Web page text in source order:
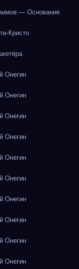
— Основание
Кристо
Онегин
Онегин
Онегин
Онегин
Онегин
Онегин
Онегин
Онегин
Онегин
Онегин